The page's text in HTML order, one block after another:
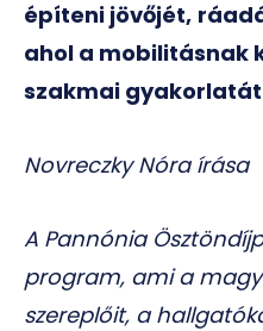
építeni jövőjét,
ahol a mobilitásnak
szakmai
Novreczky Nóra írása
A Pannónia
program, ami a
szereplőit, a